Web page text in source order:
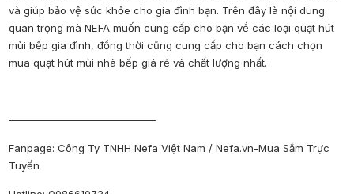
và giúp bảo vệ sức khỏe cho gia đình bạn. Trên đây là nội dung
quan trọng mà NEFA muốn cung cấp cho bạn về các loại quạt hút
mùi bếp gia đình, đồng thời cũng cung cấp cho bạn cách chọn
mua quạt hút mùi nhà bếp giá rẻ và chất lượng nhất.
——————————————-
Fanpage: Công Ty TNHH Nefa Việt Nam / Nefa.vn-Mua Sắm Trực
Tuyến